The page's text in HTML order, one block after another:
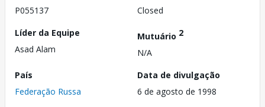
P055137
Closed
Líder da Equipe
Asad Alam
Mutuário 2
N/A
País
Federação Russa
Data de divulgação
6 de agosto de 1998